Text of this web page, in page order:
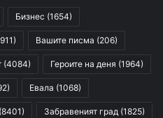
Бизнес (1654)
Вашите писма (206)
(4084) Героите на деня (1964)
Евала (1068)
(8401) Забравеният град (1825)